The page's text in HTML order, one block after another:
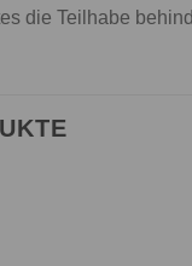
die Teilhabe